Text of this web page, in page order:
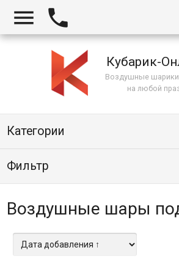
 
Кубарик-
Воздушные шарики
на любой
Категории
Фильтр
Воздушные шары